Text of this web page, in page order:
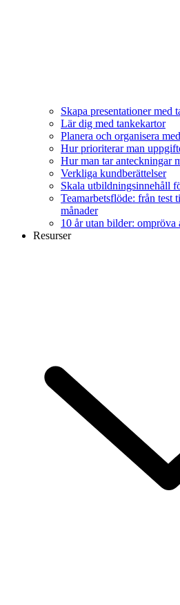
Skapa presentationer med
Lär dig med tankekartor
Planera och organisera
Hur prioriterar man
Hur man tar anteckningar
Verkliga kundberättelser
Skala utbildningsinnehåll
Teamarbetsflöde: från test
månader
10 år utan bilder:
Resurser